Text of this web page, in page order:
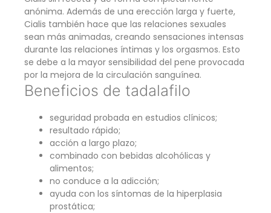
anónima. Además de una erección larga y fuerte,
Cialis también hace que las relaciones sexuales
sean más animadas, creando sensaciones intensas
durante las relaciones íntimas y los orgasmos. Esto
se debe a la mayor sensibilidad del pene provocada
por la mejora de la circulación sanguínea.
Beneficios de tadalafilo
seguridad probada en estudios clínicos;
resultado rápido;
acción a largo plazo;
combinado con bebidas alcohólicas y
alimentos;
no conduce a la adicción;
ayuda con los síntomas de la hiperplasia
prostática;